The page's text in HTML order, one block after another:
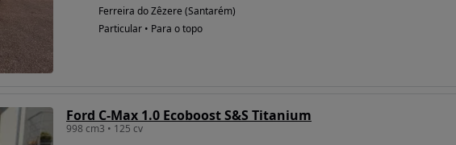
Ferreira do Zêzere (Santarém)
Particular • Para o topo
Ford C-Max 1.0 Ecoboost S&S Titanium
998 cm3 • 125 cv